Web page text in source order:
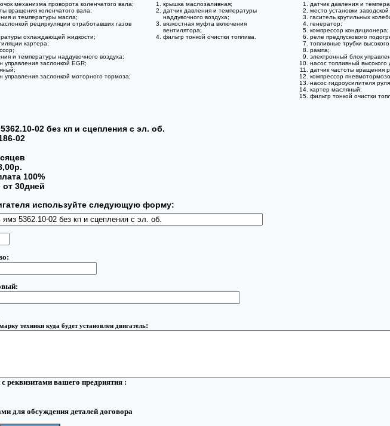
механизма проворота коленчатого вала;
вращения коленчатого вала;
и температуры масла;
рециркуляции отработавших газов
охлаждающей жидкости;
картера;
и температуры наддувочного воздуха;
управления заслонкой EGR;
управления заслонкой моторного тормоза;
крышка маслозаливная;
датчик давления и температуры
наддувочного воздуха;
вязкостная муфта включения
вентилятора;
фильтр тонкой очистки топлива.
датчик давления и
место установки
гаситель крутильных
генератор;
компрессор кондиционера;
реле предпускового
топливные трубки
рампа;
электронный блок
насос топливный высокого
датчик частоты вращения
компрессор
насос гидроусилителя
картер масляный;
фильтр тонкой очистки
02 без кп и сцепления с эл. об.
-02
100%
от 30дней
используйте следующую форму:
техники куда будет установлен двигатель:
реквизитами вашего предриятия :
для обсуждения деталей договора